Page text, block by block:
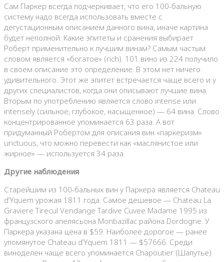
Сам Паркер всегда подчеркивает, что его 100-бальную
систему надо всегда использовать вместе с
дегустационным описанием данного вина, иначе картина
будет неполной. Какие эпитеты и сранения выбирает
Роберт применительно к лучшим винам? Самым частым
словом является «богатое» (rich). 101 вино из 224 получило
в своем описание это определение. В этом нет ничего
удивительного. Этот же эпитет встречается чаще всего и у
других специалистов, когда они описывают лучшие вина.
Вторым по употреблению является слово intense или
intensely (cильное, глубокое, насыщенное) — 64 вина. Слово
концентрированное упоминается 63 раза. А вот
придуманный Робертом для описания вин «паркеризм»
unctuous, что можно перевести как «маслянистое или
жирное» — используется 34 раза.
Другие наблюдения
Старейшим из 100-бальных вин у Паркера является Chateau
d’Yquem урожая 1811 года. Самое дешевое — Chateau La
Graviere Tirecul Vendange Tardive Cuvee Madame 1995 из
французского апелясьона Monbazillac района Dordogne. У
Паркера указана цена в $59. Наиболее дорогое — ранее
упомянутое Chateau d’Yquem 1811 — $57666. Среди
виноделен чаще всего упоминается Chapoutier (Шапутье)